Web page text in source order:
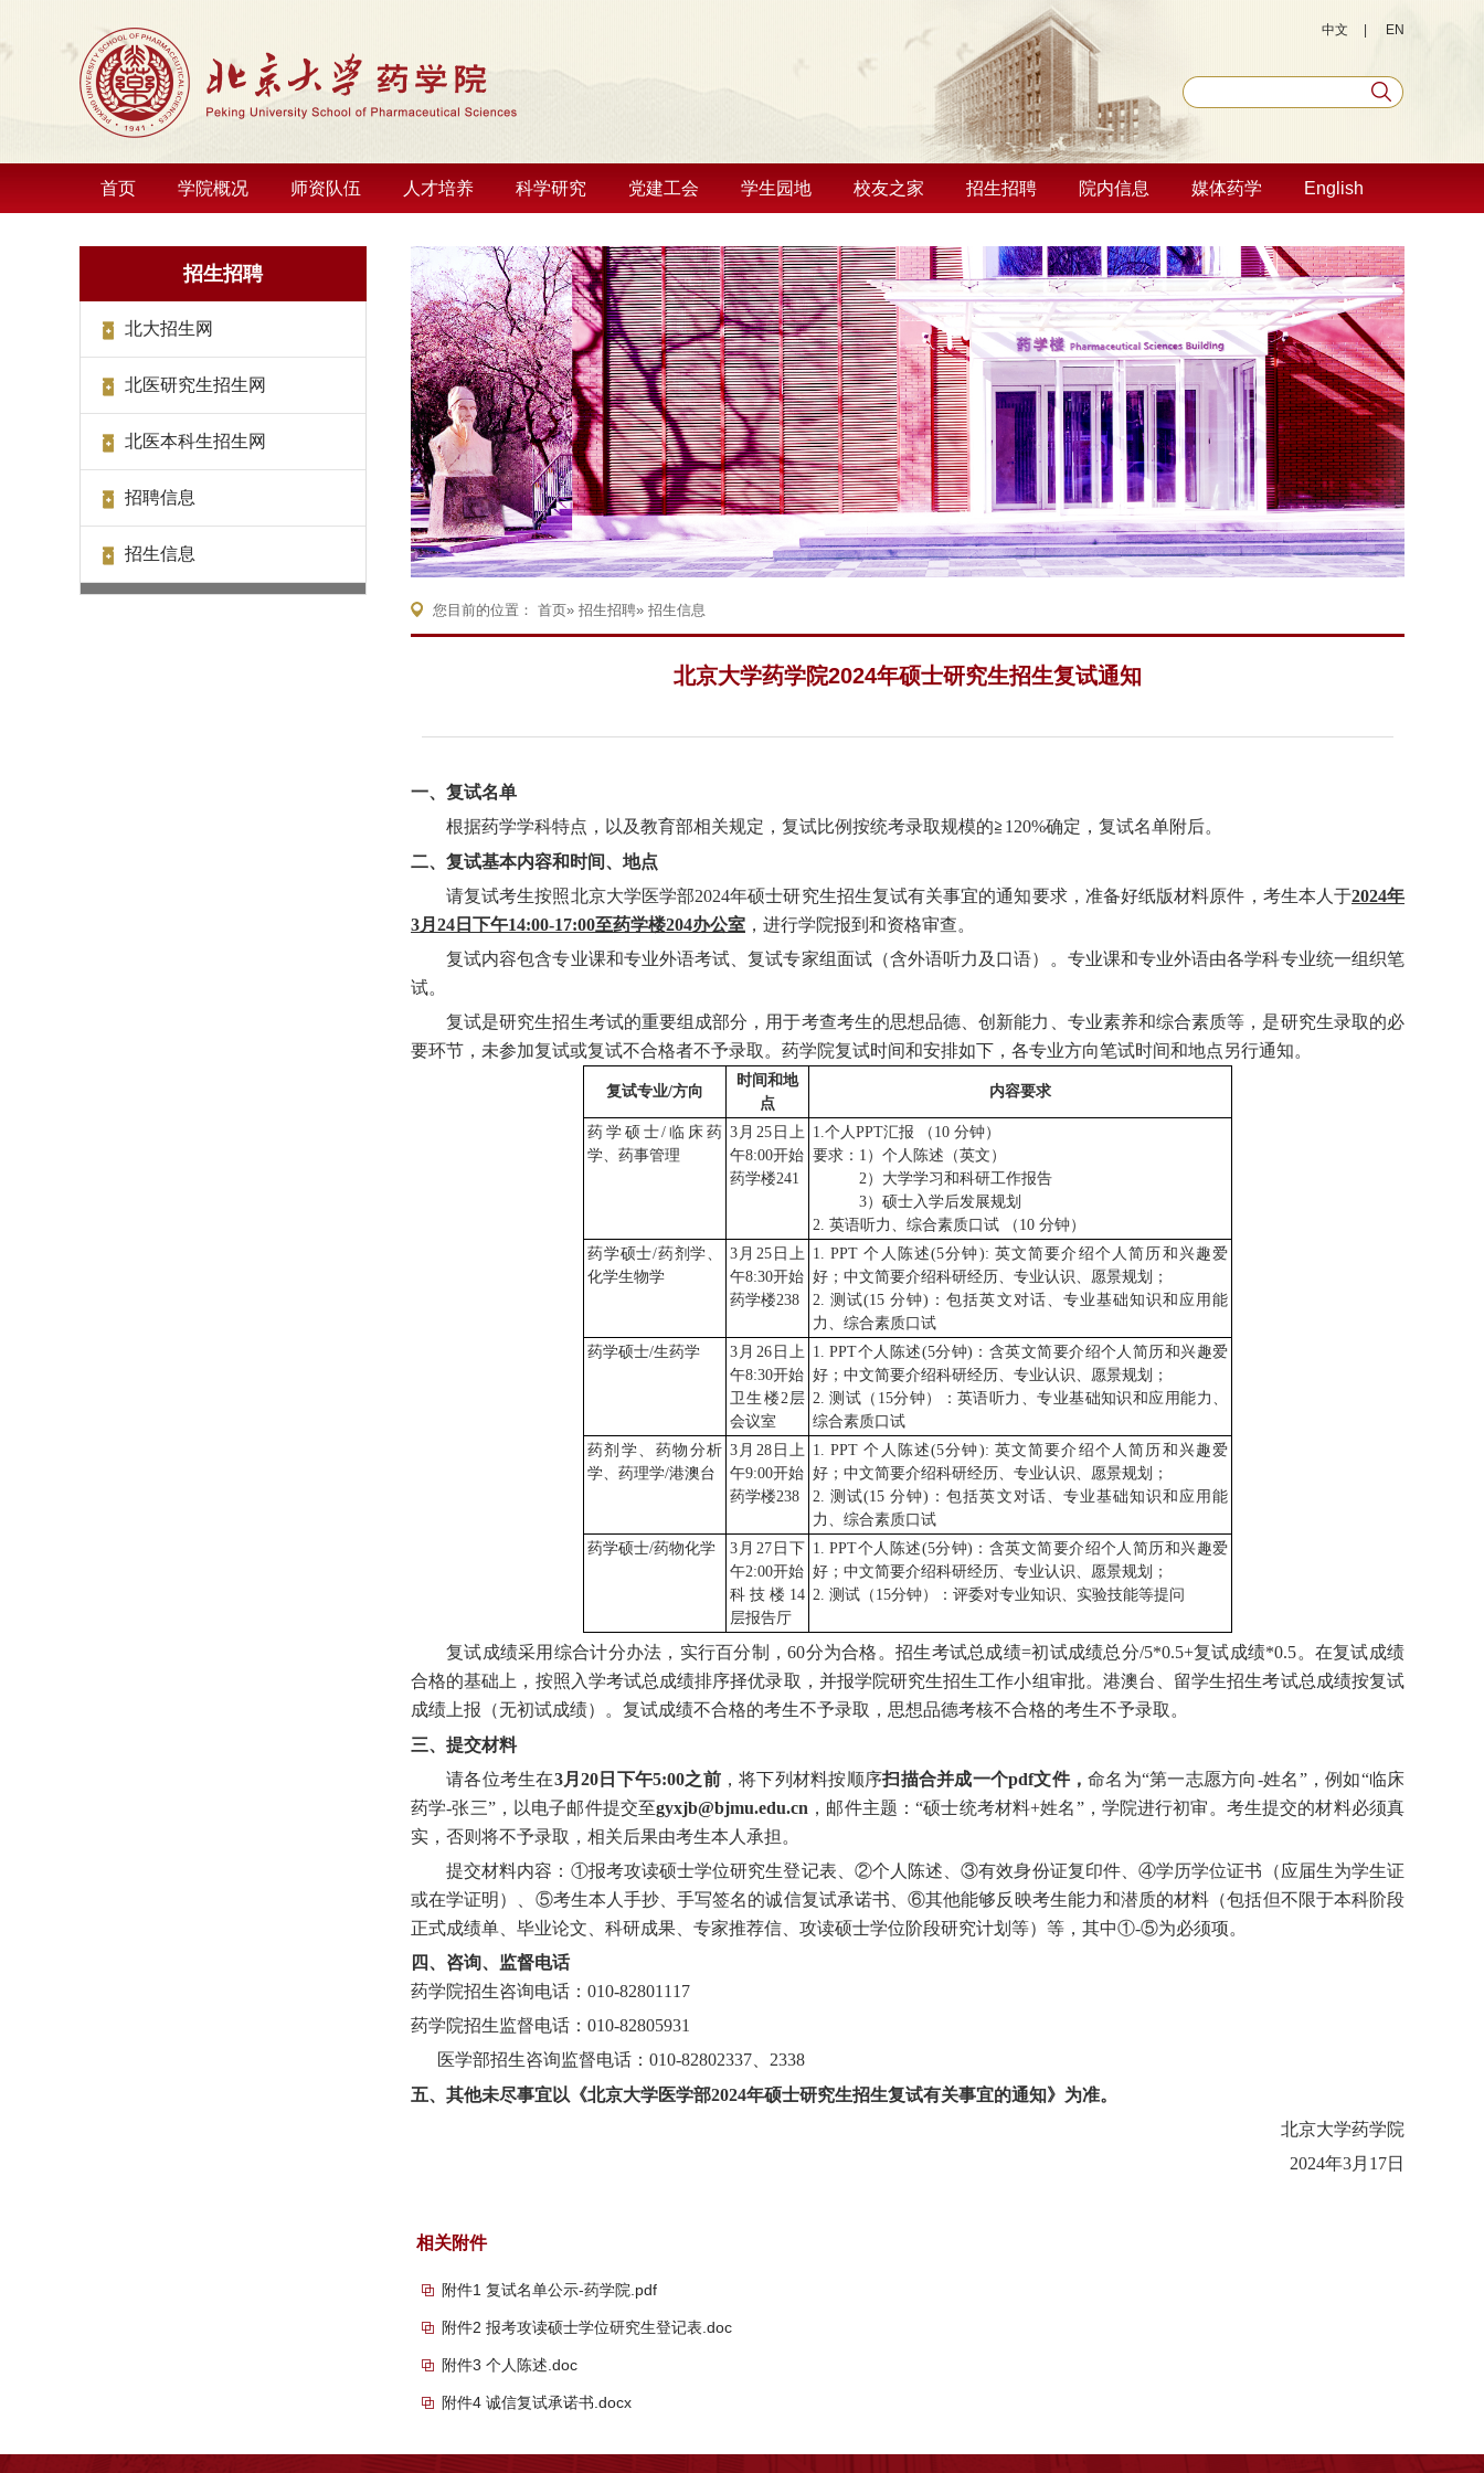
中文 EN
首页 学院概况 师资队伍 人才培养 科学研究 党建工会 学生园地 校友之家 招生招聘 院内信息 媒体药学 English
招生招聘
北大招生网
北医研究生招生网
北医本科生招生网
招聘信息
招生信息
您目前的位置： 首页» 招生招聘» 招生信息
北京大学药学院2024年硕士研究生招生复试通知
一、 复试名单
根据药学学科特点，以及教育部相关规定 ， 复试比例按统考录取规模的≧120%确定 ， 复试名单附后。
二、复试基本内容和 时间、地点
请复试考生按照北京大学医学部2024年硕士研究生招生复试有关事宜的通知要求，准备好纸版材料原件，考生本人于2024年
3月 24 日下午14:00-17:00至药学楼204办公室 ，进行学院报到和资格审查。
复试内容包含专业课和专业外语考试、复试专家组面试（含外语听力及口语）。专业课和专业外语由各学科专业统一组织笔
试。
复试是研究生招生考试的重要组成部分，用于考查考生的思想品德、创新能力、专业素养和综合素质等，是研究生录取的必
要环节， 未参加复试或复试不合格者不予录取 。 药学院复试时间和安排如下 ， 各专业方向笔试时间和地点另行通知。
复试专业/方向
时间和地
点
内容要求
药学硕士/ 临床药
学、药事管理
3 月 25日上
午8:00开始
药学楼241
1.个人PPT汇报 （ 10 分钟）
要求 ： 1 ） 个人陈述 （英文 ）
2） 大学学习和科研工作报告
3） 硕士入学后发展规划
2. 英语听力、 综合素质口试 （ 10 分钟）
药学硕士/药剂学、
化学生物学
3 月 25日上
午8:30开始
药学楼238
1. PPT 个人陈述(5分钟): 英文简要介绍个人简历和兴趣爱
好 ； 中文简要介绍科研经历、专业认识、愿景规划 ；
2. 测试(15 分钟) ：包括英文对话、专业基础知识和应用能
力、综合素质口试
药学硕士/生药学 3 月 26日上
午8:30开始
卫生楼2层
会议室
1. PPT个人陈述(5分钟) ： 含英文简要介绍个人简历和兴趣爱
好 ； 中文简要介绍科研经历、专业认识、愿景规划 ；
2. 测试（ 15分钟）： 英语听力、专业基础知识和应用能力、
综合素质口试
药剂学、药物分析
学、药理学/港澳台
3 月 28日上
午9:00开始
药学楼238
1. PPT 个人陈述(5分钟): 英文简要介绍个人简历和兴趣爱
好 ； 中文简要介绍科研经历、专业认识、愿景规划 ；
2. 测试(15 分钟) ：包括英文对话、专业基础知识和应用能
力、综合素质口试
药学硕士/药物化学 3 月 27日下
午2:00开始
科技楼 14
层报告厅
1. PPT个人陈述(5分钟) ： 含英文简要介绍个人简历和兴趣爱
好 ； 中文简要介绍科研经历、专业认识、愿景规划 ；
2. 测试（ 15分钟）：评委对专业知识、实验技能等提问
复试成绩采用综合计分办法，实行百分制，60分为合格 。招生考试总成绩=初试成绩总分/5*0.5+复试成绩*0.5。在复试成绩
合格的基础上，按照入学考试总成绩排序择优录取，并报学院研究生招生工作小组审批。港澳台、留学生招生考试总成绩按复试
成绩上报（无初试成绩）。复试成绩不合格的考生不予录取，思想品德考核不合格的考生不予录取。
三、提交材料
请各位考生在3月20 日下午5:00之前，将下列材料按顺序扫描合并成一个pdf文件，命名为“第一志愿方向-姓名”，例如“临床
药学-张三”，以电子邮件提交至gyxjb@bjmu.edu.cn ，邮件主题：“硕士统考材料+姓名”，学院进行初审 。 考生提交的材料必须真
实，否则将不予录取，相关后果由考生本人承担 。
提交材料内容： ①报考攻读硕士学位研究生登记表、 ②个人陈述、③有效身份证复印件、 ④学历学位证书（应届生为学生证
或在学证明）、 ⑤考生本人手抄 、手写签名的诚信复试承诺书、⑥其他能够反映考生能力和潜质的材料（包括但不限于本科阶段
正式成绩单、毕业论文、科研成果、专家推荐信、攻读硕士学位阶段研究计划等）等 ，其中①-⑤为必须项。
四、 咨询、监督电话
药学院招生咨询电话： 010-82801117
药学院招生监督电话 ： 010-82805931
医学部招生咨询监督电话：010-82802337、2338
五、 其他未尽事宜以 《北京大学医学部2024年硕士研究生招生复试有关事宜的通知》 为准。
北京大学药学院
2024年3月17日
相关附件
附件1 复试名单公示-药学院.pdf
附件2 报考攻读硕士学位研究生登记表.doc
附件3 个人陈述.doc
附件4 诚信复试承诺书.docx